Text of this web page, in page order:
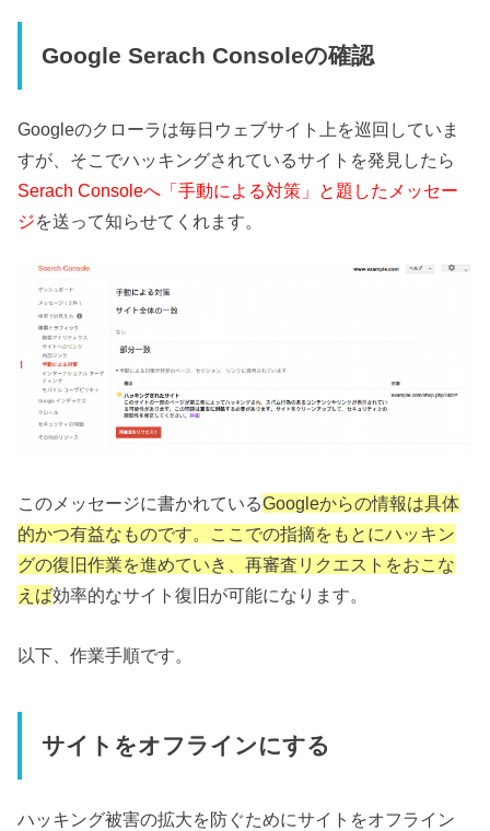
Google Serach Consoleの確認
Googleのクローラは毎日ウェブサイト上を巡回していま
すが、そこでハッキングされているサイトを発見したら
Serach Consoleへ「手動による対策」と題したメッセー
ジを送って知らせてくれます。
このメッセージに書かれているGoogleからの情報は具体
的かつ有益なものです。ここでの指摘をもとにハッキン
グの復旧作業を進めていき、再審査リクエストをおこな
えば効率的なサイト復旧が可能になります。
以下、作業手順です。
サイトをオフラインにする
ハッキング被害の拡大を防ぐためにサイトをオフライン